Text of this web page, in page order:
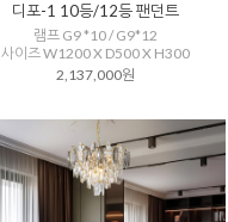
디포-1 10등/12등 팬던트
램프 G9 *10 / G9*12
사이즈 W1200 X D500 X H300
2,137,000원